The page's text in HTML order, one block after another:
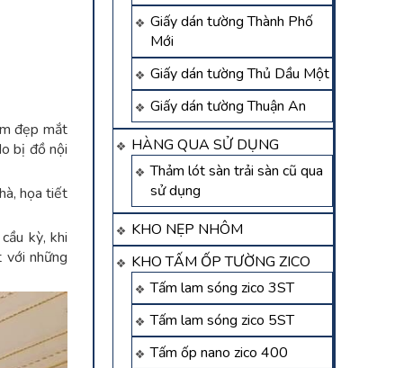
Giấy dán tường Thành Phố
Mới
Giấy dán tường Thủ Dầu Một
Giấy dán tường Thuận An
HÀNG QUA SỬ DỤNG
Thảm lót sàn trải sàn cũ qua
sử dụng
KHO NẸP NHÔM
KHO TẤM ỐP TƯỜNG ZICO
Tấm lam sóng zico 3ST
Tấm lam sóng zico 5ST
Tấm ốp nano zico 400
đẹp mắt
bị đồ nội
họa tiết
kỳ, khi
những